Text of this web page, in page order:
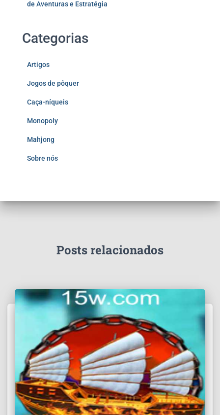
de Aventuras e Estratégia
Categorias
Artigos
Jogos de pôquer
Caça-níqueis
Monopoly
Mahjong
Sobre nós
Posts relacionados